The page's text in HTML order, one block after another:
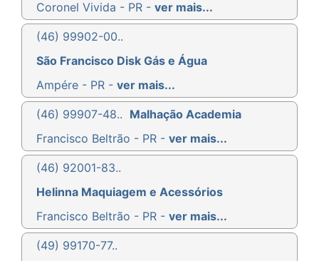
Coronel Vivida - PR - ver mais...
(46) 99902-00..
São Francisco Disk Gás e Água
Ampére - PR - ver mais...
(46) 99907-48.. Malhação Academia
Francisco Beltrão - PR - ver mais...
(46) 92001-83..
Helinna Maquiagem e Acessórios
Francisco Beltrão - PR - ver mais...
(49) 99170-77..